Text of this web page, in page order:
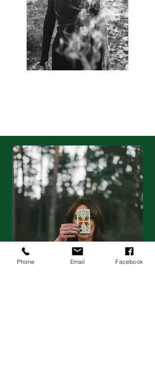
Phone Email Facebook